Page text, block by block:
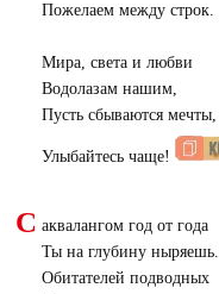
Пожелаем между строк.
Мира, света и любви
Водолазам нашим,
Пусть сбываются мечты,
Улыбайтесь чаще!
С аквалангом год от года
Ты на глубину ныряешь.
Обитателей подводных